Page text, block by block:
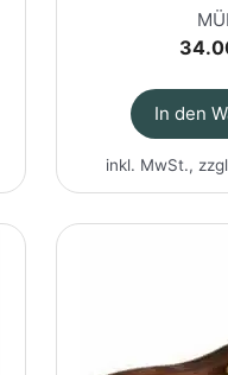
In den
inkl. MwSt.,